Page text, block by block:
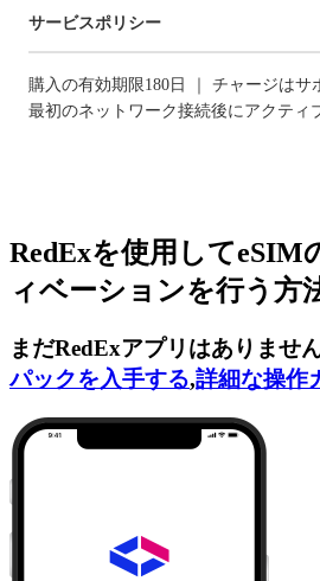
サービスポリシー
購入の有効期限180日 ｜ チャージはサ
最初のネットワーク接続後にアクティ
RedExを使用してeSIM
ィベーションを行う方
まだRedExアプリはありませ
パックを入手する,詳細な操作